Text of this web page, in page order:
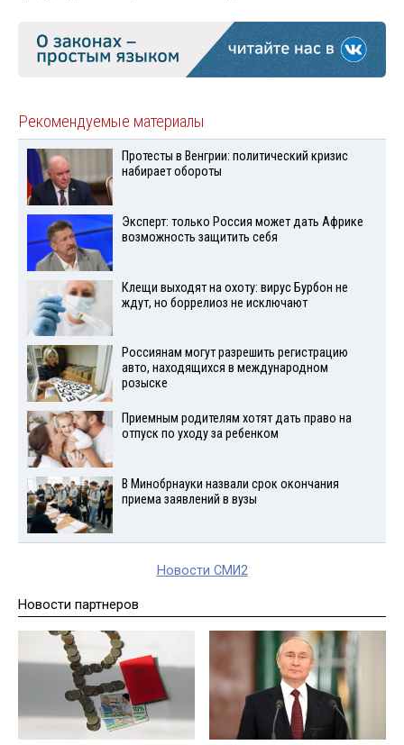
Рекомендуемые материалы
Протесты в Венгрии: политический кризис
набирает обороты
Эксперт: только Россия может дать Африке
возможность защитить себя
Клещи выходят на охоту: вирус Бурбон не
ждут, но боррелиоз не исключают
Россиянам могут разрешить регистрацию
авто, находящихся в международном
розыске
Приемным родителям хотят дать право на
отпуск по уходу за ребенком
В Минобрнауки назвали срок окончания
приема заявлений в вузы
Новости СМИ2
Новости партнеров